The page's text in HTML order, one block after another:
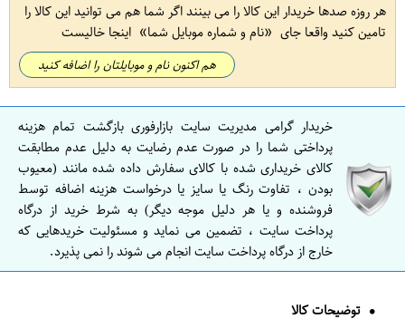
هر روزه صدها خریدار این کالا را می بینند اگر شما هم می توانید این کالا را
تامین کنید واقعا جای
نام و شماره موبایل شما اینجا خالیست
هم اکنون نام و موبایلتان را اضافه کنید
خریدار گرامی مدیریت سایت بازارفوری بازگشت تمام هزینه
پرداختی شما را در صورت عدم رضایت به دلیل عدم مطابقت
کالای خریداری شده با کالای سفارش داده شده مانند (معیوب
بودن ، تفاوت رنگ یا سایز یا درخواست هزینه اضافه توسط
فروشنده و یا هر دلیل موجه دیگر) به شرط خرید از درگاه
پرداخت سایت ، تضمین می نماید و مسئولیت خریدهایی که
خارج از درگاه پرداخت سایت انجام می شوند را نمی پذیرد.
توضیحات کالا